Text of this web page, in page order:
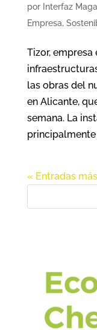
por Interfaz
Empresa,
Tizor,
las obras del
en Alicante,
semana. La
principalmente
« Entradas